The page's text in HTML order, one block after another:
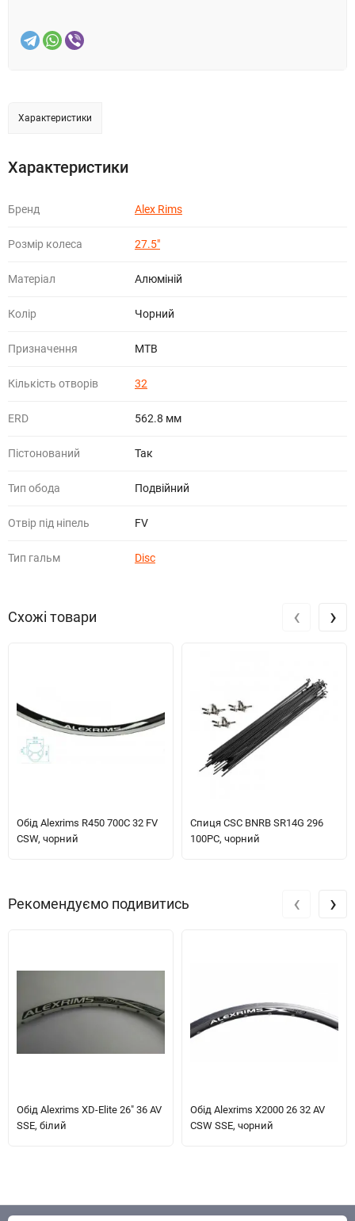
Характеристики
Характеристики
Бренд Alex Rims
Розмір колеса 27.5"
Матеріал Алюміній
Колір Чорний
Призначення МТВ
Кількість отворів 32
ERD 562.8 мм
Пістонований Так
Тип обода Подвійний
Отвір під ніпель FV
Тип гальм Disc
Схожі товари
Обід Alexrims R450 700C 32 FV
CSW, чорний
Спиця CSC BNRB SR14G 296
100PC, чорний
‹ ›
Рекомендуємо подивитись
Обід Alexrims XD-Elite 26" 36 AV
SSE, білий
Обід Alexrims X2000 26 32 AV
CSW SSE, чорний
‹ ›